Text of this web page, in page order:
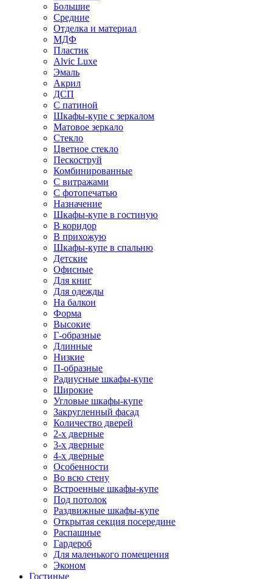
Большие
Средние
Отделка и материал
МДФ
Пластик
Alvic Luxe
Эмаль
Акрил
ДСП
С патиной
Шкафы-купе с зеркалом
Матовое зеркало
Стекло
Цветное стекло
Пескоструй
Комбинированные
С витражами
С фотопечатью
Назначение
Шкафы-купе в гостиную
В коридор
В прихожую
Шкафы-купе в спальню
Детские
Офисные
Для книг
Для одежды
На балкон
Форма
Высокие
Г-образные
Длинные
Низкие
П-образные
Радиусные шкафы-купе
Широкие
Угловые шкафы-купе
Закругленный фасад
Количество дверей
2-х дверные
3-х дверные
4-х дверные
Особенности
Во всю стену
Встроенные шкафы-купе
Под потолок
Раздвижные шкафы-купе
Открытая секция посередине
Распашные
Гардероб
Для маленького помещения
Эконом
Гостиные